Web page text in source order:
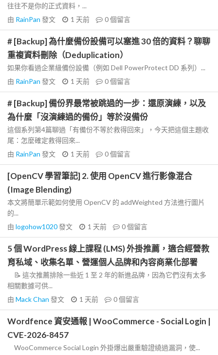
往往不是你的正式資料，...
由 RainPan 發文 1 天前 0個留言
# [Backup] 為什麼備份設備可以塞進 30 倍的資料？聊聊
重複資料刪除（Deduplication）
如果你看過企業級備份設備（例如 Dell PowerProtect DD 系列）...
由 RainPan 發文 1 天前 0個留言
# [Backup] 備份界最常被跳過的一步：還原演練，以及
為什麼「沒演練過的備份」等於沒備份
這個系列第4篇聊過「有備份不等於救得回來」，今天把這個主題收
尾：怎麼確定救得回來...
由 RainPan 發文 1 天前 0個留言
[OpenCV 學習筆記] 2. 使用 OpenCV 進行影像混合
(Image Blending)
本文將簡單示範如何使用 OpenCV 的 addWeighted 方法進行圖片
的...
由 logohow1020發文 1 天前 0個留言
5 個 WordPress 線上課程 (LMS) 外掛推薦，適合經營教
育私域、收集名單、營運個人品牌和內容商業化部署
📝 這次推薦排除一些近 1 至 2 年的新進品牌，因為它們沒有太多
相關數據可供...
由 Mack Chan 發文 1 天前 0個留言
Wordfence 資安通報 | WooCommerce - Social Login |
CVE-2026-8457
WooCommerce Social Login 外掛爆出嚴重驗證繞過漏洞，使...